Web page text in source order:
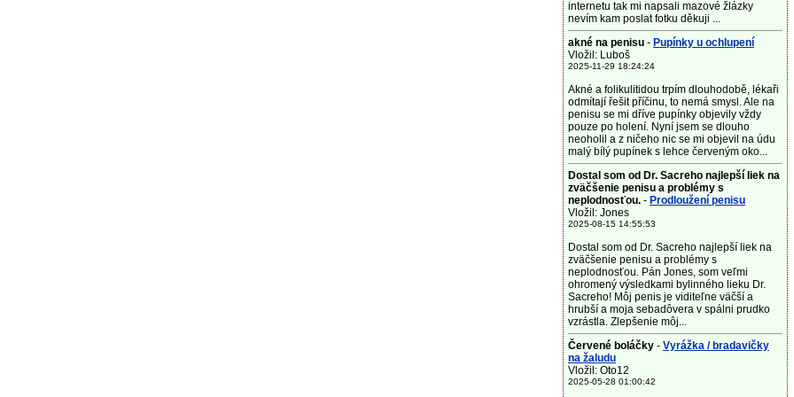
internetu tak mi napsali mazové žlázky
nevím kam poslat fotku děkuji ...
akné na penisu - Pupínky u ochlupení
Vložil: Luboš
2025-11-29 18:24:24
Akné a folikulitidou trpím dlouhodobě, lékaři
odmítají řešit příčinu, to nemá smysl. Ale na
penisu se mi dříve pupínky objevily vždy
pouze po holení. Nyní jsem se dlouho
neoholil a z ničeho nic se mi objevil na údu
malý bílý pupínek s lehce červeným oko...
Dostal som od Dr. Sacreho najlepší liek na
zväčšenie penisu a problémy s
neplodnosťou. - Prodloužení penisu
Vložil: Jones
2025-08-15 14:55:53
Dostal som od Dr. Sacreho najlepší liek na
zväčšenie penisu a problémy s
neplodnosťou. Pán Jones, som veľmi
ohromený výsledkami bylinného lieku Dr.
Sacreho! Môj penis je viditeľne väčší a
hrubší a moja sebadôvera v spálni prudko
vzrástla. Zlepšenie môj...
Červené boláčky - Vyrážka / bradavičky
na žaludu
Vložil: Oto12
2025-05-28 01:00:42